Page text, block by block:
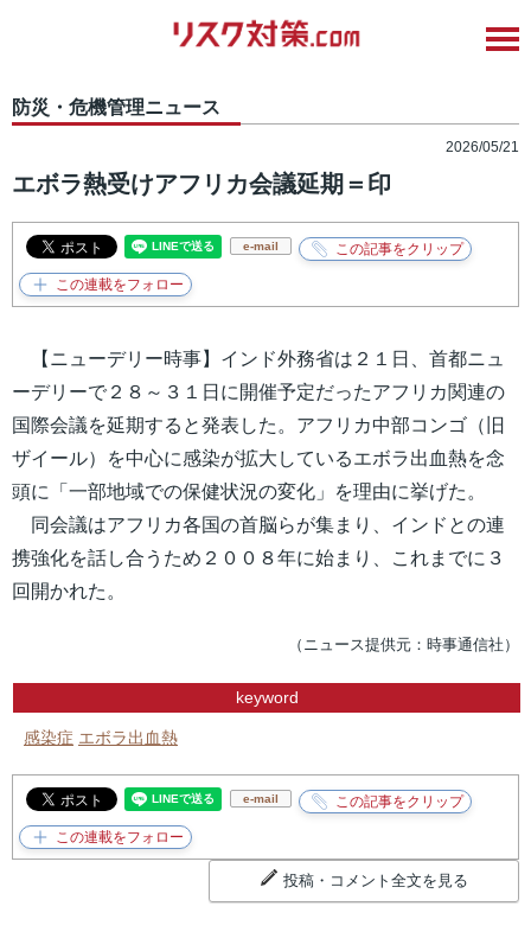
防災・危機管理ニュース
2026/05/21
エボラ熱受けアフリカ会議延期＝印
e-mail
【ニューデリー時事】インド外務省は２１日、首都ニュ
ーデリーで２８～３１日に開催予定だったアフリカ関連の
国際会議を延期すると発表した。アフリカ中部コンゴ（旧
ザイール）を中心に感染が拡大しているエボラ出血熱を念
頭に「一部地域での保健状況の変化」を理由に挙げた。
同会議はアフリカ各国の首脳らが集まり、インドとの連
携強化を話し合うため２００８年に始まり、これまでに３
回開かれた。
（ニュース提供元：時事通信社）
keyword
感染症 エボラ出血熱
e-mail
投稿・コメント全文を見る